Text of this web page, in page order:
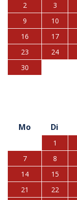
2
3
9
10
16
17
23
24
30
Mo
Di
1
7
8
14
15
21
22